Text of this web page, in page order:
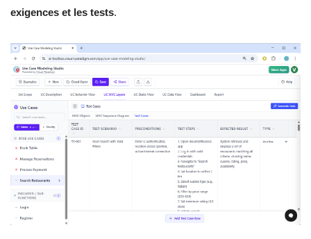
exigences et les tests.